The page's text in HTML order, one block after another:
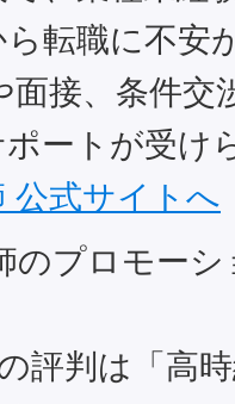
転職に不安
面接、条件交
ートが受け
公式サイトへ
のプロモーシ